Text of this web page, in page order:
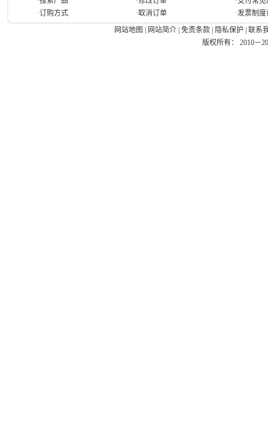
·订购方式
·取消订单
·发票制
网站地图
网站简介 免责条款 隐私保护
联系
版权所有： 2010－